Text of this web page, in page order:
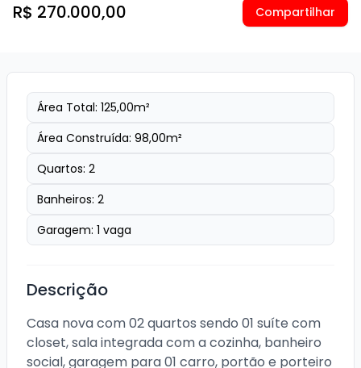
R$ 270.000,00 Compartilhar
Área Total: 125,00m²
Área Construída: 98,00m²
Quartos: 2
Banheiros: 2
Garagem: 1 vaga
Descrição
Casa nova com 02 quartos sendo 01 suíte com
closet, sala integrada com a cozinha, banheiro
social, garagem para 01 carro, portão e porteiro